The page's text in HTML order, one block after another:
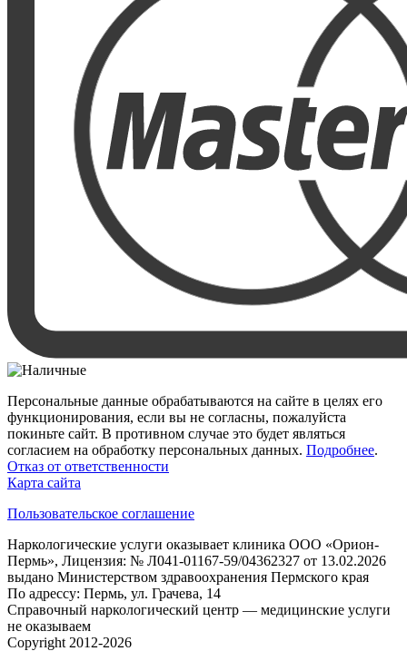
Персональные данные обрабатываются на сайте в целях его
функционирования, если вы не согласны, пожалуйста
покиньте сайт. В противном случае это будет являться
согласием на обработку персональных данных. Подробнее.
Отказ от ответственности
Карта сайта
Пользовательское соглашение
Наркологические услуги оказывает клиника ООО «Орион-
Пермь», Лицензия: № Л041-01167-59/04362327 от 13.02.2026
выдано Министерством здравоохранения Пермского края
По адрессу: Пермь, ул. Грачева, 14
Справочный наркологический центр — медицинские услуги
не оказываем
Copyright 2012-2026